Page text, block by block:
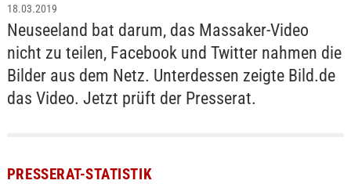
18.03.2019
Neuseeland bat darum, das Massaker-Video
nicht zu teilen, Facebook und Twitter nahmen die
Bilder aus dem Netz. Unterdessen zeigte Bild.de
das Video. Jetzt prüft der Presserat.
PRESSERAT-STATISTIK